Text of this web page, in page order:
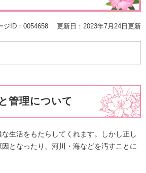
ジID：0054658 更新日：2023年7月24日更新
管理について
生活をもたらしてくれます。しかし正し
となったり、河川・海などを汚すことに